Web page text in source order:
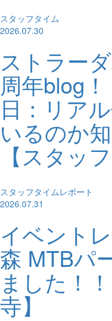
スタッフタイム
2026.07.30
ストラー
周年blog
日：リア
いるのか
【スタッ
スタッフタイムレポート
2026.07.31
イベント
森 MTBパ
ました！
寺】